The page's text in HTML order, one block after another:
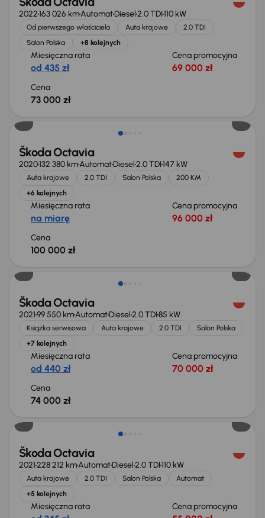
2022163 026 kmAutomatDiesel2.0 TDI110 kW
Od pierwszego właściciela Auta krajowe
2.0 TDI
Salon Polska
+8 kolejnych
Miesięczna rata
od 435 zł
Cena promocyjna
69 000 zł
Cena
73 000 zł
Škoda Octavia
2020132 380 kmAutomatDiesel2.0 TDI147 kW
Auta krajowe 2.0 TDI Salon Polska
200 KM
+6 kolejnych
Miesięczna rata
na miarę
Cena promocyjna
96 000 zł
Cena
100 000 zł
Škoda Octavia
202199 550 kmAutomatDiesel2.0 TDI85 kW
Książka serwisowa Auta krajowe 2.0 TDI
Salon Polska
+7 kolejnych
Miesięczna rata
od 440 zł
Cena promocyjna
70 000 zł
Cena
74 000 zł
Škoda Octavia
2021228 212 kmAutomatDiesel2.0 TDI110 kW
Auta krajowe 2.0 TDI Salon Polska
Automat
+5 kolejnych
Miesięczna rata Cena promocyjna